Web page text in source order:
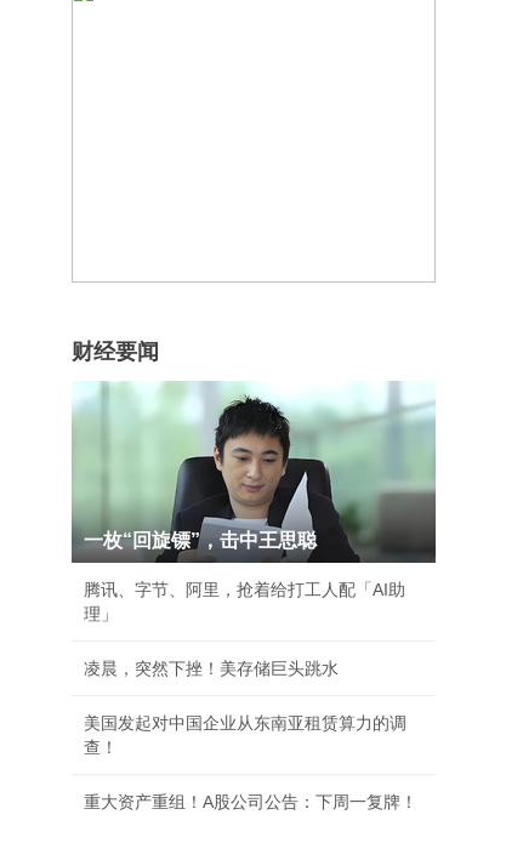
财经要闻
一枚“回旋镖”，击中王思聪
腾讯、字节、阿里，抢着给打工人配「AI助
理」
凌晨，突然下挫！美存储巨头跳水
美国发起对中国企业从东南亚租赁算力的调
查！
重大资产重组！A股公司公告：下周一复牌！